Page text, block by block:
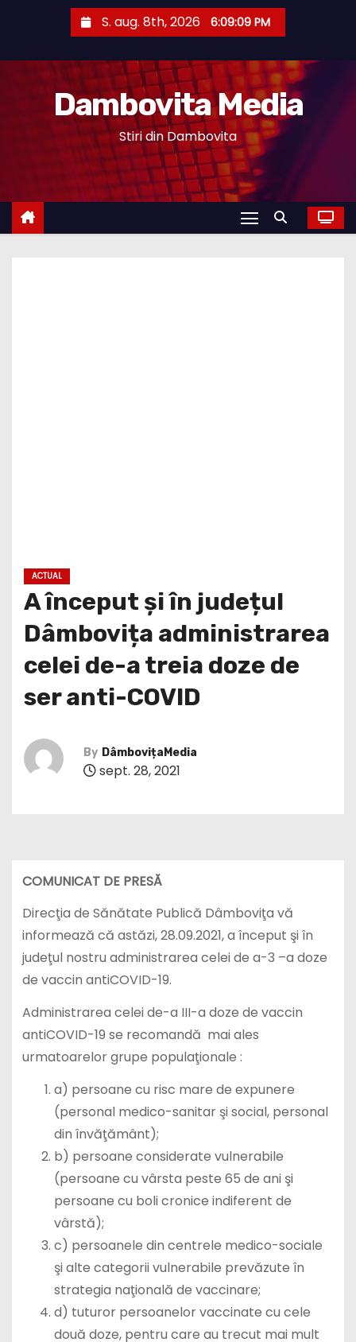
e
S. aug. 8th, 2026 6:09:10 PM
Dambovita Media
Stiri din Dambovita
ACTUAL
A început și în județul
Dâmbovița administrarea
celei de-a treia doze de
ser anti-COVID
By DâmbovițaMedia
sept. 28, 2021
COMUNICAT DE PRESĂ
Direcţia de Sănătate Publică Dâmboviţa vă
informează că astăzi, 28.09.2021, a început şi în
judeţul nostru administrarea celei de a-3 –a doze
de vaccin antiCOVID-19.
Administrarea celei de-a III-a doze de vaccin
antiCOVID-19 se recomandă mai ales
urmatoarelor grupe populaţionale :
a) persoane cu risc mare de expunere
(personal medico-sanitar şi social, personal
din învăţământ);
b) persoane considerate vulnerabile
(persoane cu vârsta peste 65 de ani şi
persoane cu boli cronice indiferent de
vârstă);
c) persoanele din centrele medico-sociale
şi alte categorii vulnerabile prevăzute în
strategia naţională de vaccinare;
d) tuturor persoanelor vaccinate cu cele
două doze, pentru care au trecut mai mult